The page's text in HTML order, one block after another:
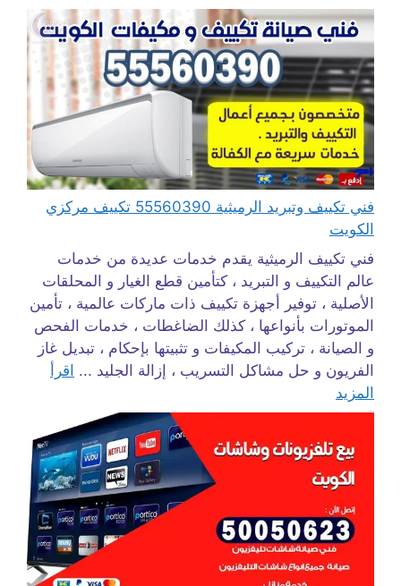
فني تكييف وتبريد الرميثية 55560390 تكييف مركزي
الكويت
فني تكييف الرميثية يقدم خدمات عديدة من خدمات
عالم التكييف و التبريد ، كتأمين قطع الغيار و المحلقات
الأصلية ، توفير أجهزة تكييف ذات ماركات عالمية ، تأمين
الموتورات بأنواعها ، كذلك الضاغطات ، خدمات الفحص
و الصيانة ، تركيب المكيفات و تثبيتها بإحكام ، تبديل غاز
الفريون و حل مشاكل التسريب ، إزالة الجليد ... اقرأ
المزيد